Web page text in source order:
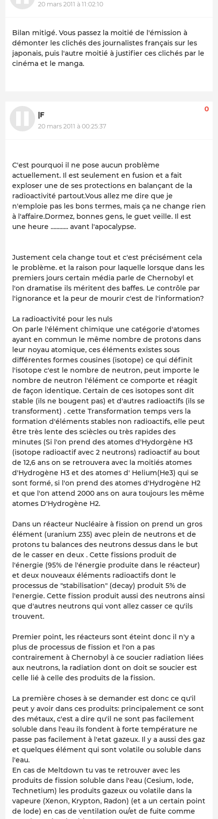
20 mars 2011 à 11:02:10
Bilan mitigé. Vous passez la moitié de l'émission à
démonter les clichés des journalistes français sur les
japonais, puis l'autre moitié à justifier ces clichés par le
cinéma et le manga.
|F
20 mars 2011 à 00:25:37
0
C'est pourquoi il ne pose aucun problème
actuellement. Il est seulement en fusion et a fait
exploser une de ses protections en balançant de la
radioactivité partout.Vous allez me dire que je
n'emploie pas les bons termes, mais ça ne change rien
à l'affaire.Dormez, bonnes gens, le guet veille. Il est
une heure ............ avant l'apocalypse.
Justement cela change tout et c'est précisément cela
le problème. et la raison pour laquelle lorsque dans les
premiers jours certain média parle de Chernobyl et
l'on dramatise ils méritent des baffes. Le contrôle par
l'ignorance et la peur de mourir c'est de l'information?
La radioactivité pour les nuls
On parle l'élément chimique une catégorie d'atomes
ayant en commun le même nombre de protons dans
leur noyau atomique, ces éléments existes sous
différentes formes cousines (isotope) ce qui définit
l'isotope c'est le nombre de neutron, peut importe le
nombre de neutron l'élément ce comporte et réagit
de façon identique. Certain de ces isotopes sont dit
stable (ils ne bougent pas) et d'autres radioactifs (ils se
transforment) . cette Transformation temps vers la
formation d'éléments stables non radioactifs, elle peut
être très lente des sciècles ou très rapides des
minutes (Si l'on prend des atomes d'Hydorgène H3
(isotope radioactif avec 2 neutrons) radioactif au bout
de 12,6 ans on se retrouvera avec la moitiés atomes
d'Hydrogène H3 et des atomes d' Helium(He3) qui se
sont formé, si l'on prend des atomes d'Hydrogène H2
et que l'on attend 2000 ans on aura toujours les même
atomes D'Hydrogène H2.
Dans un réacteur Nucléaire à fission on prend un gros
élément (uranium 235) avec plein de neutrons et de
protons tu balances des neutrons dessus dans le but
de le casser en deux . Cette fissions produit de
l'énergie (95% de l'énergie produite dans le réacteur)
et deux nouveaux éléments radioactifs dont le
processus de "stabilisation" (decay) produit 5% de
l'energie. Cette fission produit aussi des neutrons ainsi
que d'autres neutrons qui vont allez casser ce qu'ils
trouvent.
Premier point, les réacteurs sont éteint donc il n'y a
plus de processus de fission et l'on a pas
contrairement à Chernobyl à ce soucier radiation liées
aux neutrons, la radiation dont on doit se soucier est
celle lié à celle des produits de la fission.
La première choses à se demander est donc ce qu'il
peut y avoir dans ces produits: principalement ce sont
des métaux, c'est a dire qu'il ne sont pas facilement
soluble dans l'eau ils fondent à forte température ne
passe pas facilement à l'etat gazeux. Il y a aussi des gaz
et quelques élément qui sont volatile ou soluble dans
l'eau.
En cas de Meltdown tu vas te retrouver avec les
produits de fission soluble dans l'eau (Cesium, Iode,
Technetium) les produits gazeux ou volatile dans la
vapeure (Xenon, Krypton, Radon) (et a un certain point
de lode) en cas de ventilation ou/et de fuite comme